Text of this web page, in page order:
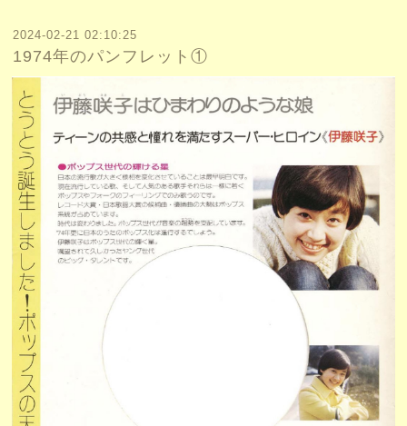
2024-02-21 02:10:25
1974年のパンフレット①